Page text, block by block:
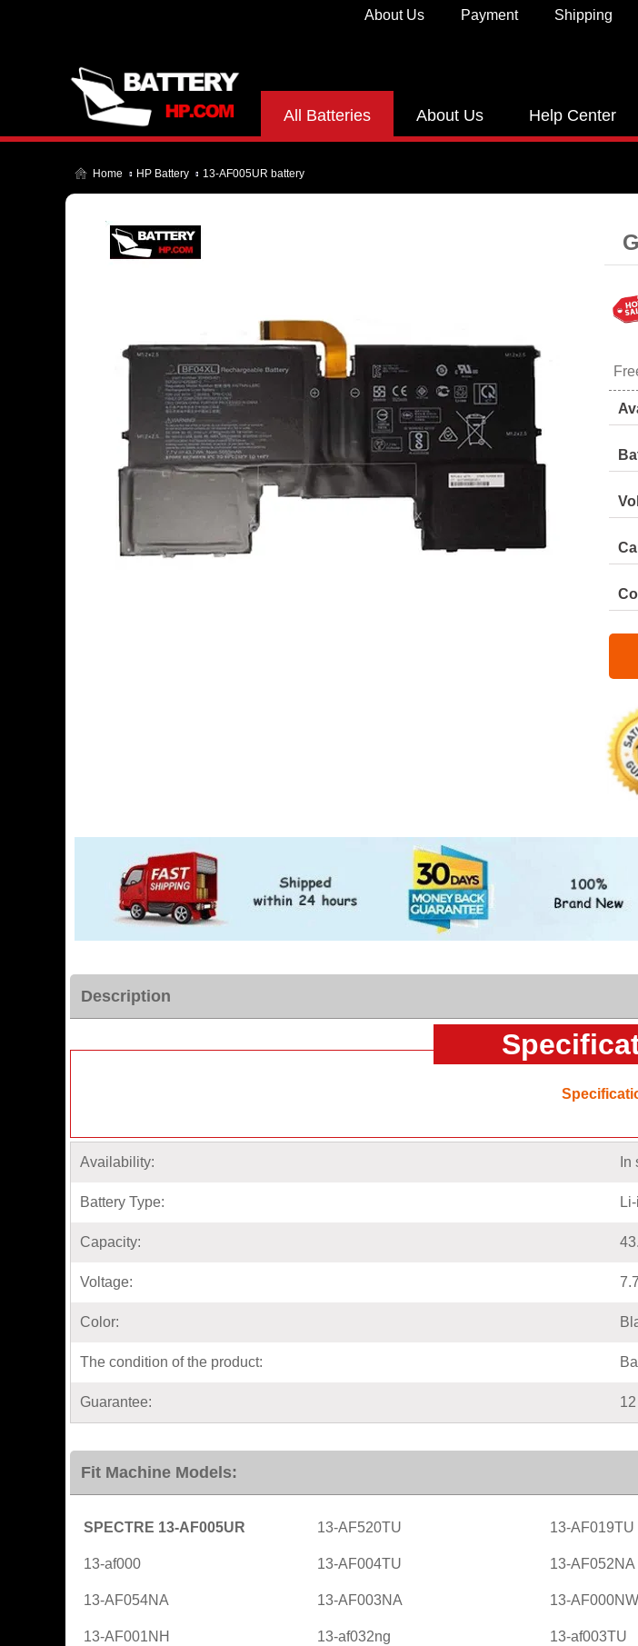
Shipping
Payment
About Us
All Batteries About Us Help Center
Home HP Battery 13-AF005UR battery
Description
Availability: In
Battery Type:
Capacity:
Voltage:
Color:
The condition of the product:
Guarantee:
Fit Machine Models:
SPECTRE 13-AF005UR 13-AF520TU 13-AF019TU
13-af000 13-AF004TU 13-AF052NA
13-AF054NA 13-AF003NA 13-AF000NW
13-AF001NH 13-af032ng 13-af003TU